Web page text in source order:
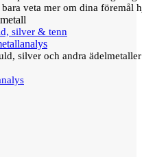
veta mer om dina föremål
silver & tenn
silver och andra